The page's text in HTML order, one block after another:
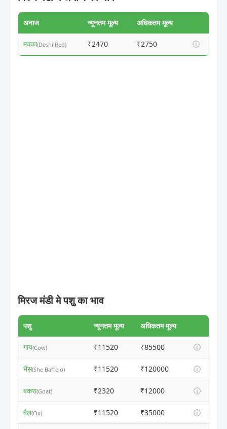
अनाज न्यूनतम मूल्य अधिकतम मूल्य
मक्का(Deshi Red) ₹2470 ₹2750 ⓘ
मिरज मंडी मे पशु का भाव
पशु न्यूनतम मूल्य अधिकतम मूल्य
गाय(Cow) ₹11520 ₹85500 ⓘ
भैंस(She Baffelo) ₹11520 ₹120000 ⓘ
बकरा(Goat) ₹2320 ₹12000 ⓘ
बैल(Ox) ₹11520 ₹35000 ⓘ